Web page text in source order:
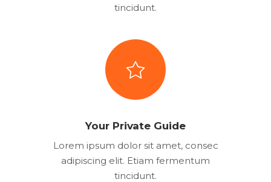
tincidunt.
Your Private Guide
Lorem ipsum dolor sit amet, consec
adipiscing elit. Etiam fermentum
tincidunt.